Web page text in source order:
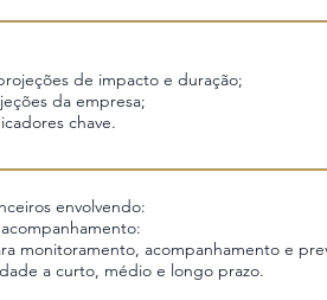
de impacto e duração;
da empresa;
chave.
envolvendo:
monitoramento, acompanhamento e
a curto, médio e longo prazo.